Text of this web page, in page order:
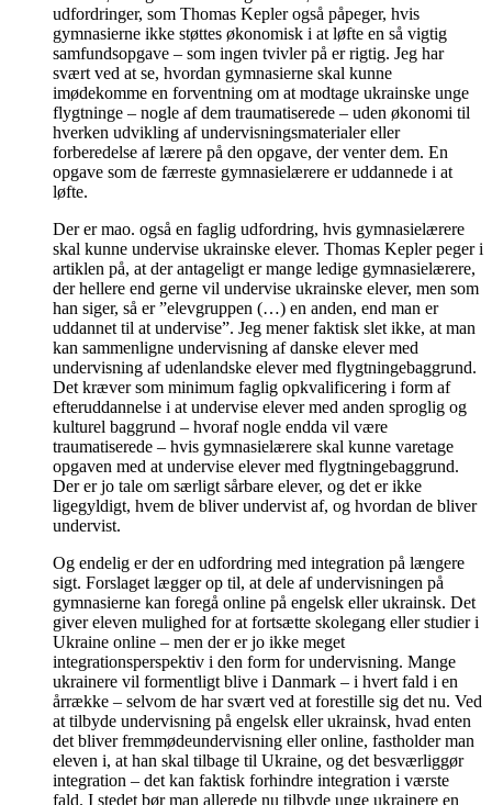
udfordringer, som Thomas Kepler også påpeger, hvis
gymnasierne ikke støttes økonomisk i at løfte en så vigtig
samfundsopgave – som ingen tvivler på er rigtig. Jeg har
svært ved at se, hvordan gymnasierne skal kunne
imødekomme en forventning om at modtage ukrainske unge
flygtninge – nogle af dem traumatiserede – uden økonomi til
hverken udvikling af undervisningsmaterialer eller
forberedelse af lærere på den opgave, der venter dem. En
opgave som de færreste gymnasielærere er uddannede i at
løfte.
Der er mao. også en faglig udfordring, hvis gymnasielærere
skal kunne undervise ukrainske elever. Thomas Kepler peger i
artiklen på, at der antageligt er mange ledige gymnasielærere,
der hellere end gerne vil undervise ukrainske elever, men som
han siger, så er ”elevgruppen (…) en anden, end man er
uddannet til at undervise”. Jeg mener faktisk slet ikke, at man
kan sammenligne undervisning af danske elever med
undervisning af udenlandske elever med flygtningebaggrund.
Det kræver som minimum faglig opkvalificering i form af
efteruddannelse i at undervise elever med anden sproglig og
kulturel baggrund – hvoraf nogle endda vil være
traumatiserede – hvis gymnasielærere skal kunne varetage
opgaven med at undervise elever med flygtningebaggrund.
Der er jo tale om særligt sårbare elever, og det er ikke
ligegyldigt, hvem de bliver undervist af, og hvordan de bliver
undervist.
Og endelig er der en udfordring med integration på længere
sigt. Forslaget lægger op til, at dele af undervisningen på
gymnasierne kan foregå online på engelsk eller ukrainsk. Det
giver eleven mulighed for at fortsætte skolegang eller studier i
Ukraine online – men der er jo ikke meget
integrationsperspektiv i den form for undervisning. Mange
ukrainere vil formentligt blive i Danmark – i hvert fald i en
årrække – selvom de har svært ved at forestille sig det nu. Ved
at tilbyde undervisning på engelsk eller ukrainsk, hvad enten
det bliver fremmødeundervisning eller online, fastholder man
eleven i, at han skal tilbage til Ukraine, og det besværliggør
integration – det kan faktisk forhindre integration i værste
fald. I stedet bør man allerede nu tilbyde unge ukrainere en